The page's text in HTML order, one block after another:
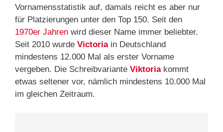
Vornamensstatistik auf, damals reicht es aber nur
für Platzierungen unter den Top 150. Seit den
1970er Jahren wird dieser Name immer beliebter.
Seit 2010 wurde Victoriain Deutschland
mindestens 12.000 Mal als erster Vorname
vergeben. Die Schreibvariante Viktoriakommt
etwas seltener vor, nämlich mindestens 10.000 Mal
im gleichen Zeitraum.